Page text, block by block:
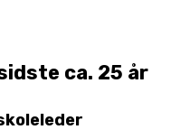
ca. 25 år